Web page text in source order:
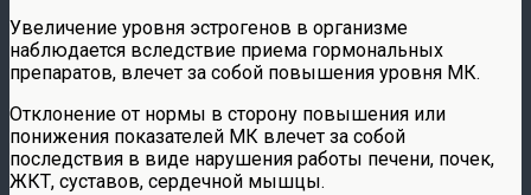
Увеличение уровня эстрогенов в организме
наблюдается вследствие приема гормональных
препаратов, влечет за собой повышения уровня МК.
Отклонение от нормы в сторону повышения или
понижения показателей МК влечет за собой
последствия в виде нарушения работы печени, почек,
ЖКТ, суставов, сердечной мышцы.